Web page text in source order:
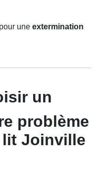
une extermination
un
problème
lit Joinville